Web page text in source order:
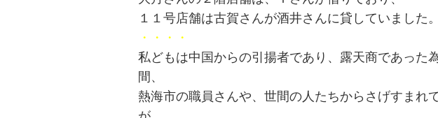
１１号店舗は古賀さんが酒井さんに貸していました。
・・・・
私どもは中国からの引揚者であり、露天商であった
間、
熱海市の職員さんや、世間の人たちからさげすまれ